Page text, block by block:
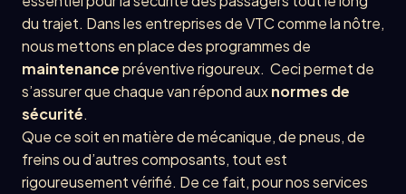
du trajet. Dans les entreprises de VTC comme la nôtre,
nous mettons en place des programmes de
maintenancepréventive rigoureux. Ceci permet de
s’assurer que chaque van répond auxnormes de
sécurité.
Que ce soit en matière de mécanique, de pneus, de
freins ou d’autres composants, tout est
rigoureusement vérifié. De ce fait, pour nos services